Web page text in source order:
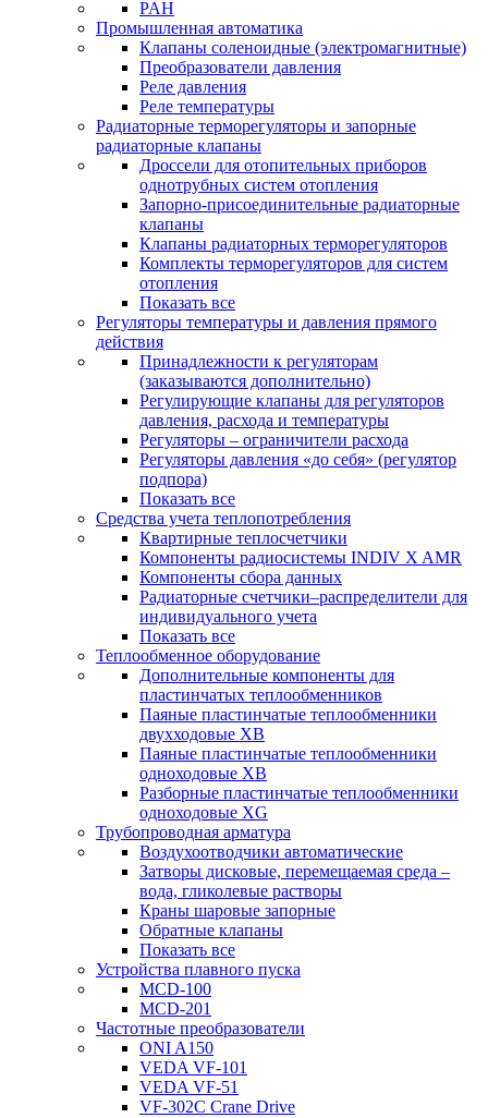
PAH
Промышленная автоматика
Клапаны соленоидные (электромагнитные)
Преобразователи давления
Реле давления
Реле температуры
Радиаторные терморегуляторы и запорные
радиаторные клапаны
Дроссели для отопительных приборов
однотрубных систем отопления
Запорно-присоединительные радиаторные
клапаны
Клапаны радиаторных терморегуляторов
Комплекты терморегуляторов для систем
отопления
Показать все
Регуляторы температуры и давления прямого
действия
Принадлежности к регуляторам
(заказываются дополнительно)
Регулирующие клапаны для регуляторов
давления, расхода и температуры
Регуляторы – ограничители расхода
Регуляторы давления «до себя» (регулятор
подпора)
Показать все
Средства учета теплопотребления
Квартирные теплосчетчики
Компоненты радиосистемы INDIV X AMR
Компоненты сбора данных
Радиаторные счетчики–распределители для
индивидуального учета
Показать все
Теплообменное оборудование
Дополнительные компоненты для
пластинчатых теплообменников
Паяные пластинчатые теплообменники
двухходовые XB
Паяные пластинчатые теплообменники
одноходовые ХВ
Разборные пластинчатые теплообменники
одноходовые ХG
Трубопроводная арматура
Воздухоотводчики автоматические
Затворы дисковые, перемещаемая среда –
вода, гликолевые растворы
Краны шаровые запорные
Обратные клапаны
Показать все
Устройства плавного пуска
MCD-100
MCD-201
Частотные преобразователи
ONI A150
VEDA VF-101
VEDA VF-51
VF-302C Crane Drive